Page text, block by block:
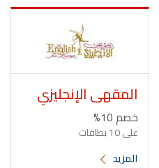
المقهى الإنجليزي
خصم 10%
على 10 بطاقات
المزيد